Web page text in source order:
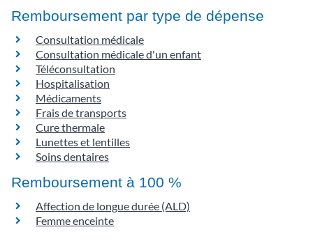
Remboursement par type de dépense
Consultation médicale
Consultation médicale d'un enfant
Téléconsultation
Hospitalisation
Médicaments
Frais de transports
Cure thermale
Lunettes et lentilles
Soins dentaires
Remboursement à 100 %
Affection de longue durée (ALD)
Femme enceinte